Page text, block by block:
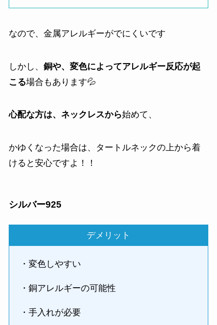
なので、金属アレルギーがでにくいです
しかし、 銅や、変色によってアレルギー反応が起
こる場合もあります💦
心配な方は、ネックレスから始めて、
かゆくなった場合は、タートルネックの上から着
けると安心ですよ！！
シルバー925
デメリット
・変色しやすい
・銅アレルギーの可能性
・手入れが必要